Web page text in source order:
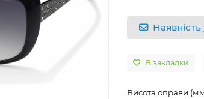
В закладки
Висота оправи